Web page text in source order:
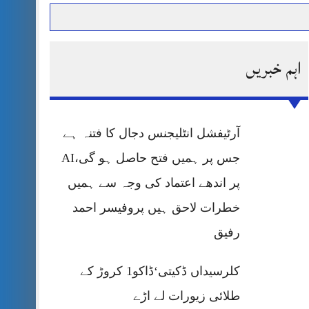
پر قربان
پریس کانفرنس
اہم خبریں
آرٹیفشل انٹلیجنس دجال کا فتنہ ہے
جس پر ہمیں فتح حاصل ہو گی،AI
پر اندھے اعتماد کی وجہ سے ہمیں
خطرات لاحق ہیں پروفیسر احمد
رفیق
کلرسیداں ڈکیتی‘ڈاکو1 کروڑ کے
طلائی زیورات لے اڑے